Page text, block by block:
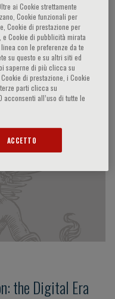
the Digital Era
ai Cookie strettamente
Cookie funzionali per
Cookie di prestazione per
e Cookie di pubblicità mirata
con le preferenze da te
su questo e su altri siti ed
saperne di più clicca su
di prestazione, i Cookie
parti clicca su
acconsenti all’uso di tutte le
ACCETTO